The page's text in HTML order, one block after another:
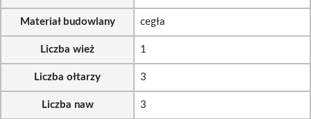
Materiał budowlany cegła
Liczba wież 1
Liczba ołtarzy 3
Liczba naw 3